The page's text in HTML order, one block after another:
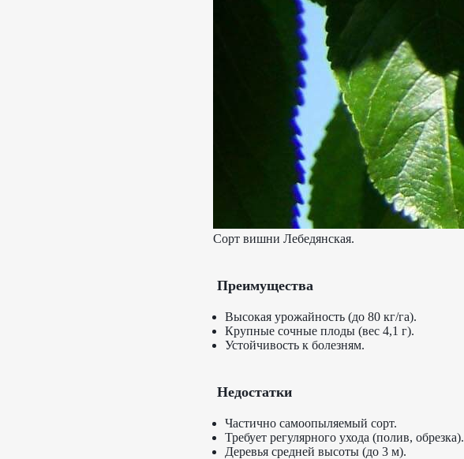
Сорт вишни Лебедянская.
Преимущества
Высокая урожайность (до 80 кг/га).
Крупные сочные плоды (вес 4,1 г).
Устойчивость к болезням.
Недостатки
Частично самоопыляемый сорт.
Требует регулярного ухода (полив, обрезка).
Деревья средней высоты (до 3 м).